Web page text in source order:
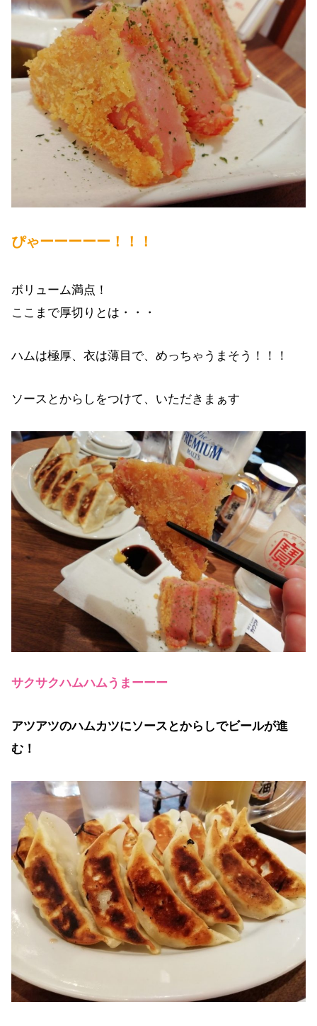
ぴゃーーーーー！！！
ボリューム満点！
ここまで厚切りとは・・・
ハムは極厚、衣は薄目で、めっちゃうまそう！！！
ソースとからしをつけて、いただきまぁす
サクサクハムハムうまーーー
アツアツのハムカツにソースとからしでビールが進
む！